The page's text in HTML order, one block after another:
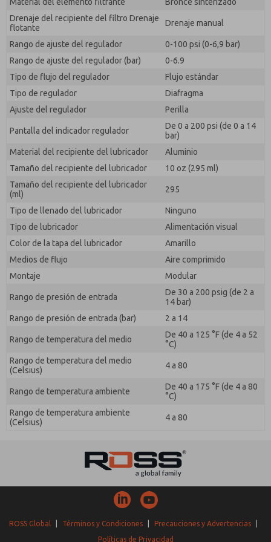
Drenaje del recipiente del filtro Drenaje
flotante
Drenaje manual
Rango de ajuste del regulador
0-100 psi (0-6,9 bar)
Rango de ajuste del regulador (bar)
0-6.9
Tipo de flujo del regulador
Flujo estándar
Tipo de regulador
Diafragma
Ajuste del regulador
Perilla
Pantalla del indicador regulador
De 0 a 200 psi (de 0 a 14
bar)
Material del recipiente del lubricador
Aluminio
Tamaño del recipiente del lubricador
10 oz (295 ml)
Tamaño del recipiente del lubricador
(ml)
295
Tipo de llenado del lubricador
Ninguno
Tipo de lubricador
Alimentación visual
Color de la tapa del lubricador
Amarillo
Medios de flujo
Aire comprimido
Montaje
Modular
Rango de presión de entrada
De 30 a 200 psig (de 2 a
14 bar)
Rango de presión de entrada (bar)
2 a 14
Rango de temperatura del medio
De 40 a 125 °F (de 4 a 52
°C)
Rango de temperatura del medio
(Celsius)
4 a 80
Rango de temperatura ambiente
De 40 a 175 °F (de 4 a 80
°C)
Rango de temperatura ambiente
(Celsius)
4 a 80
ROSS Global Términos y Condiciones Precauciones y Advertencias
Políticas de Privacidad